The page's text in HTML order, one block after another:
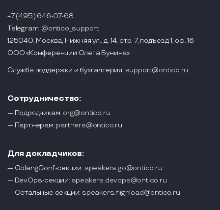
+7 (495) 646-07-68
Telegram: @ontico_support
125040, Москва, Нижняя ул., д. 14, стр. 7, подъезд 1, оф. 16
ООО «Конференции Олега Бунина»
Служба поддержки и бухгалтерия: support@ontico.ru
Сотрудничество:
— Подрядчикам: org@ontico.ru
— Партнерам: partners@ontico.ru
Для докладчиков:
— GolangConf-секции: speakers.go@ontico.ru
— DevOps-секции: speakers.devops@ontico.ru
— Остальные секции: speakers.highload@ontico.ru